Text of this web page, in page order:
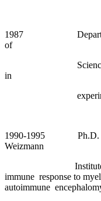
1987 Department
of
Science - one
in
experimental
1990-1995 Ph.D.
Weizmann
Institute of
immune response to
autoimmune